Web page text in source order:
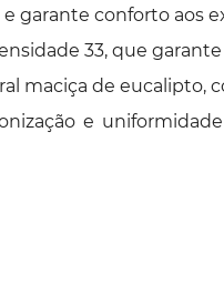
garante conforto aos
33, que
maciça de eucalipto,
e